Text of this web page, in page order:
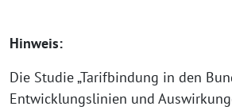
Hinweis:
Die Studie „Tarifbindung in den
Entwicklungslinien und